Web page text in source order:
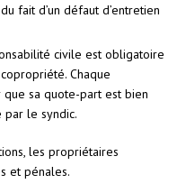
fait d’un défaut d’entretien
civile est obligatoire
Chaque
que sa quote-part est bien
par le syndic.
les propriétaires
et pénales.